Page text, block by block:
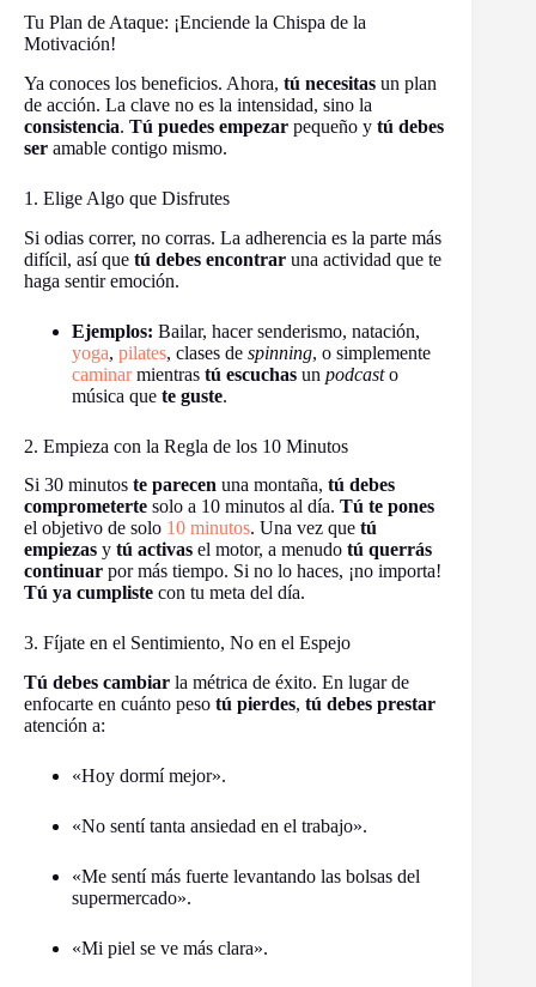
Tu Plan de Ataque: ¡Enciende la Chispa de la
Motivación!
Ya conoces los beneficios. Ahora, tú necesitas un plan
de acción. La clave no es la intensidad, sino la
consistencia. Tú puedes empezar pequeño y tú debes
ser amable contigo mismo.
1. Elige Algo que Disfrutes
Si odias correr, no corras. La adherencia es la parte más
difícil, así que tú debes encontrar una actividad que te
haga sentir emoción.
Ejemplos: Bailar, hacer senderismo, natación,
yoga, pilates, clases de spinning, o simplemente
caminarmientras tú escuchas un podcasto
música que te guste.
2. Empieza con la Regla de los 10 Minutos
Si 30 minutos te parecen una montaña, tú debes
comprometerte solo a 10 minutos al día. Tú te pones
el objetivo de solo 10 minutos. Una vez que tú
empiezas y tú activas el motor, a menudo tú querrás
continuar por más tiempo. Si no lo haces, ¡no importa!
Tú ya cumpliste con tu meta del día.
3. Fíjate en el Sentimiento, No en el Espejo
Tú debes cambiar la métrica de éxito. En lugar de
enfocarte en cuánto peso tú pierdes, tú debes prestar
atención a:
«Hoy dormí mejor».
«No sentí tanta ansiedad en el trabajo».
«Me sentí más fuerte levantando las bolsas del
supermercado».
«Mi piel se ve más clara».